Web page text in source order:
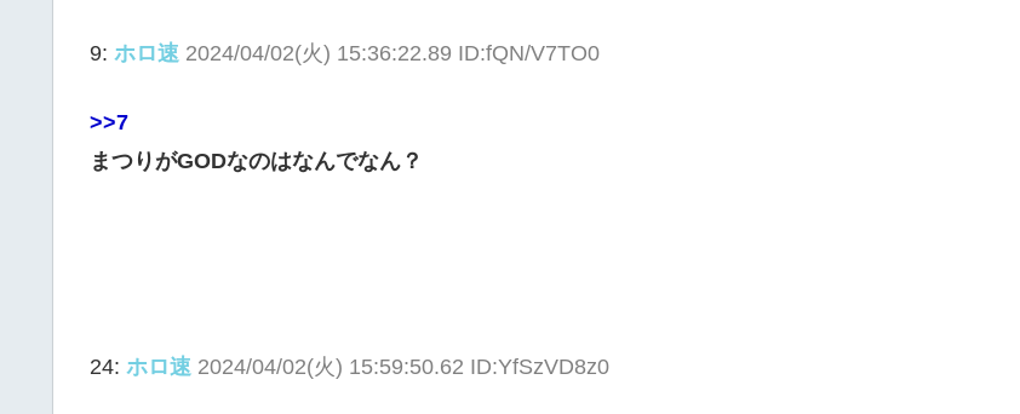
9: ホロ速 2024/04/02(火) 15:36:22.89 ID:fQN/V7TO0
>>7
まつりがGODなのはなんでなん？
24: ホロ速 2024/04/02(火) 15:59:50.62 ID:YfSzVD8z0